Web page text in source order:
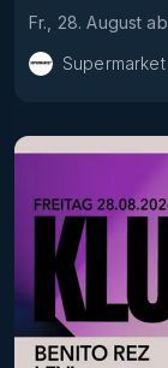
Fr., 28. August ab
Supermarket